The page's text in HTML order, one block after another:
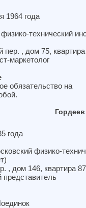
1964 года
технический
пер. , дом 75,
маркетолог
обязательство на
года
физико-
, дом 146, квартира 87
представитель